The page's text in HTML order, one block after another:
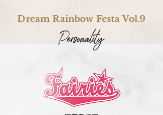
Dream Rainbow Festa Vol.9